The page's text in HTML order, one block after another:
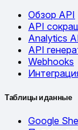
Обзор API
API
Analytics
API
Webhooks
Таблицы и данные
Google